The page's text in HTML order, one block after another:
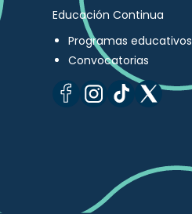
Educación Continua
Programas educativos
Convocatorias